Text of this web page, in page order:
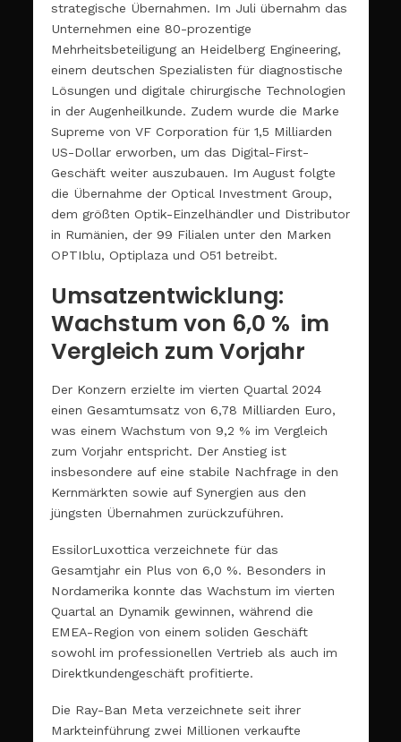
strategische Übernahmen. Im Juli übernahm das
Unternehmen eine 80-prozentige
Mehrheitsbeteiligung an Heidelberg Engineering,
einem deutschen Spezialisten für diagnostische
Lösungen und digitale chirurgische Technologien
in der Augenheilkunde. Zudem wurde die Marke
Supreme von VF Corporation für 1,5 Milliarden
US-Dollar erworben, um das Digital-First-
Geschäft weiter auszubauen. Im August folgte
die Übernahme der Optical Investment Group,
dem größten Optik-Einzelhändler und Distributor
in Rumänien, der 99 Filialen unter den Marken
OPTIblu, Optiplaza und O51 betreibt.
Umsatzentwicklung:
Wachstum von 6,0 % im
Vergleich zum Vorjahr
Der Konzern erzielte im vierten Quartal 2024
einen Gesamtumsatz von 6,78 Milliarden Euro,
was einem Wachstum von 9,2 % im Vergleich
zum Vorjahr entspricht. Der Anstieg ist
insbesondere auf eine stabile Nachfrage in den
Kernmärkten sowie auf Synergien aus den
jüngsten Übernahmen zurückzuführen.
EssilorLuxottica verzeichnete für das
Gesamtjahr ein Plus von 6,0 %. Besonders in
Nordamerika konnte das Wachstum im vierten
Quartal an Dynamik gewinnen, während die
EMEA-Region von einem soliden Geschäft
sowohl im professionellen Vertrieb als auch im
Direktkundengeschäft profitierte.
Die Ray-Ban Meta verzeichnete seit ihrer
Markteinführung zwei Millionen verkaufte